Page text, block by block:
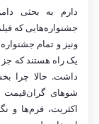
دارم به بحثی
جشنواره‌هایی که
ونیز و تمام
یک راه هستند که جز
داشت. حالا چرا
شوهای گران‌قیمت
اکثریت، فرم‌ها و